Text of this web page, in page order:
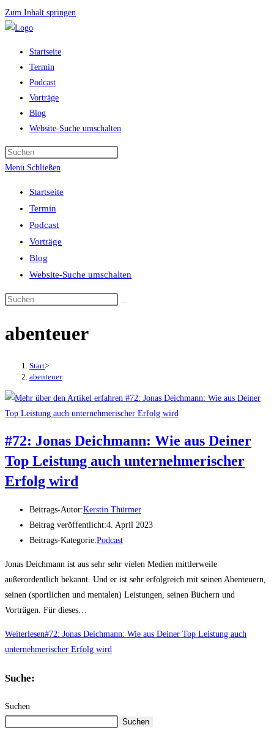
Zum Inhalt springen
Startseite
Termin
Podcast
Vorträge
Blog
Website-Suche umschalten
Menü Schließen
Startseite
Termin
Podcast
Vorträge
Blog
Website-Suche umschalten
abenteuer
Start>
abenteuer
#72: Jonas Deichmann: Wie aus Deiner
Top Leistung auch unternehmerischer
Erfolg wird
Beitrags-Autor:Kerstin Thürmer
Beitrag veröffentlicht:4. April 2023
Beitrags-Kategorie:Podcast
Jonas Deichmann ist aus sehr sehr vielen Medien mittlerweile
außerordentlich bekannt. Und er ist sehr erfolgreich mit seinen Abenteuern,
seinen (sportlichen und mentalen) Leistungen, seinen Büchern und
Vorträgen. Für dieses…
Weiterlesen#72: Jonas Deichmann: Wie aus Deiner Top Leistung auch
unternehmerischer Erfolg wird
Suche:
Suchen
Suchen